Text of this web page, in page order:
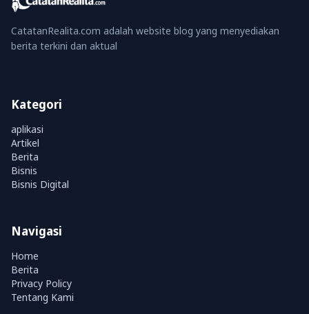
CatatanRealita.com adalah website blog yang menyediakan
berita terkini dan aktual
Kategori
aplikasi
Artikel
Berita
Bisnis
Bisnis Digital
Navigasi
Home
Berita
Privacy Policy
Tentang Kami